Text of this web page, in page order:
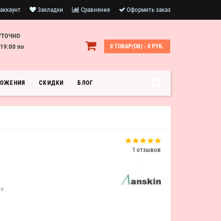
Закладки Сравнение Оформить заказ
по
0 ТОВАР(ОВ) - 0 РУБ.
СКИДКИ БЛОГ
1 отзывов